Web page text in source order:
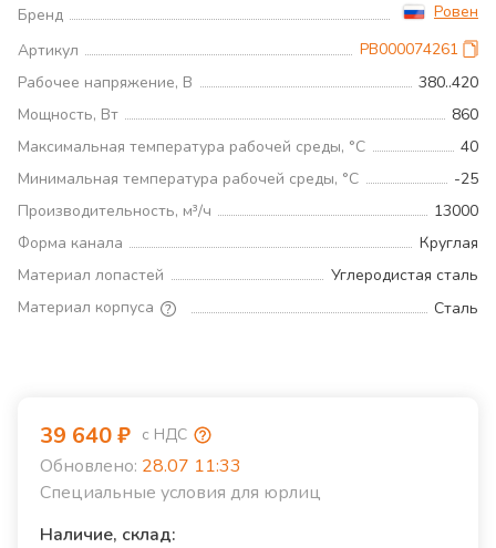
Бренд
Ровен
Артикул
РВ000074261
Рабочее напряжение, В
380..420
Мощность, Вт
860
Максимальная температура рабочей среды, °С
40
Минимальная температура рабочей среды, °С
-25
Производительность, м³/ч
13000
Форма канала
Круглая
Материал лопастей
Углеродистая сталь
Материал корпуса
Сталь
39 640₽ с НДС
Обновлено: 28.07 11:33
Специальные условия для юрлиц
Наличие, склад: